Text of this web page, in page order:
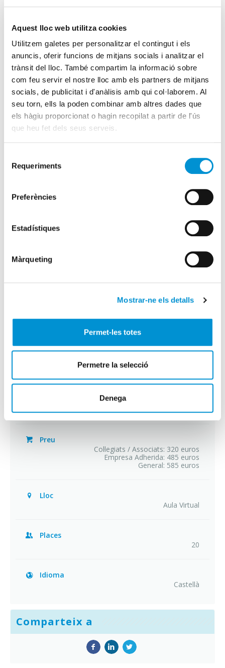
Aquest lloc web utilitza cookies
Utilitzem galetes per personalitzar el contingut i els
anuncis, oferir funcions de mitjans socials i analitzar el
trànsit del lloc. També compartim la informació sobre
com feu servir el nostre lloc amb els partners de mitjans
socials, de publicitat i d'anàlisis amb qui col·laborem. Al
seu torn, ells la poden combinar amb altres dades que
els hàgiu proporcionat o hagin recopilat a partir de l'ús
que heu fet dels seus serveis.
Requeriments
Preferències
Estadístiques
Màrqueting
Mostrar-ne els detalls
Permet-les totes
Permetre la selecció
Denega
+34 626686717
formacio@serveis.eic.cat
Descomptes
Si estàs a l’atur ets estudiant o tens fins a 34 anys, pots
gaudir d’una sèrie d’avantatges addicionals. Vàlid només per
a persones associades o col·legiades.
Formación en el Empleo
Gestionem els tràmits per tal que puguis gaudir de la
bonificació corresponent per formació.
Dates
13, 14, 15 i 16 d'abril 2026
de 16:00 a 19:00 h.
12
Preu
Col·legiats / Associats: 320 euros
Empresa Adherida: 485 euros
General: 585 euros
Lloc
Aula Virtual
Places
20
Idioma
Castellà
Comparteix a